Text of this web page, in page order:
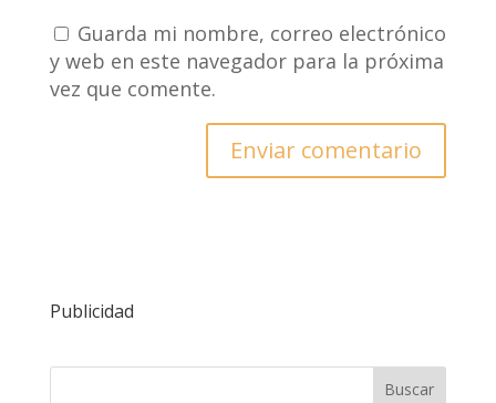
Guarda mi nombre, correo electrónico
y web en este navegador para la próxima
vez que comente.
Publicidad